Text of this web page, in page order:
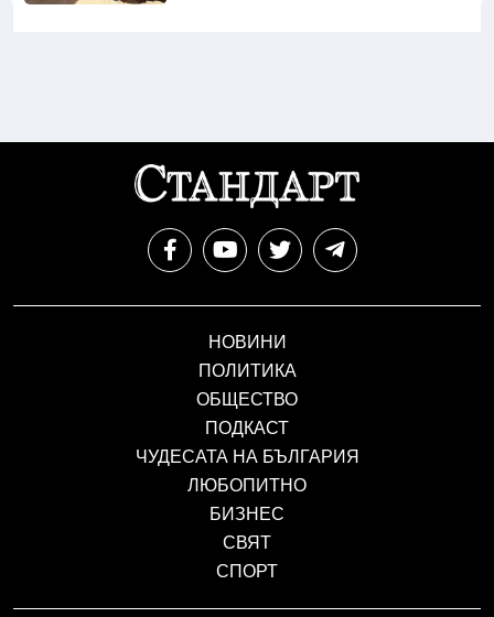
НОВИНИ
ПОЛИТИКА
ОБЩЕСТВО
ПОДКАСТ
ЧУДЕСАТА НА БЪЛГАРИЯ
ЛЮБОПИТНО
БИЗНЕС
СВЯТ
СПОРТ